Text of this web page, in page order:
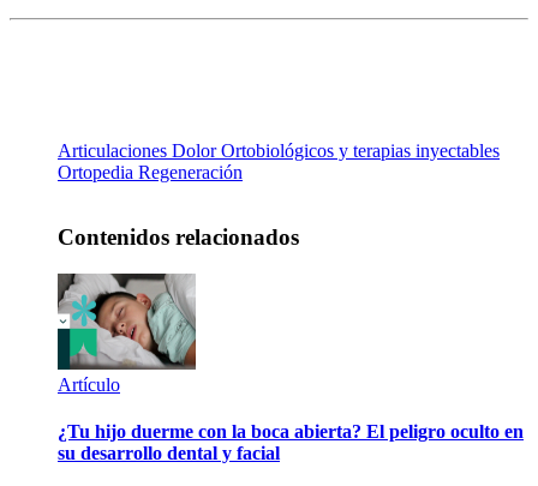
Articulaciones DolorOrtobiológicos y terapias inyectables
Ortopedia Regeneración
Contenidos relacionados
Artículo
¿Tu hijo duerme con la boca abierta? El peligro oculto en
su desarrollo dental y facial